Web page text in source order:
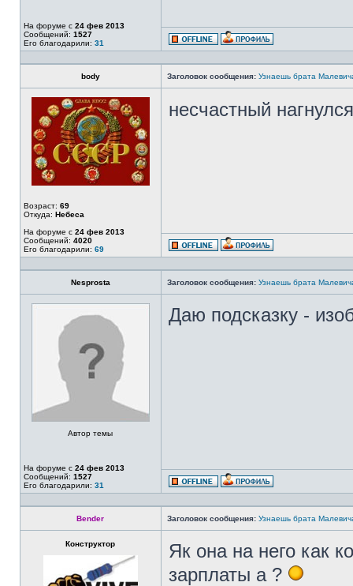
На форуме с 24 фев 2013
Сообщений: 1527
Его благодарили: 31
body Заголовок сообщения: Узнаешь брата
Возраст: 69
Откуда: Небеса
На форуме с 24 фев 2013
Сообщений: 4020
Его благодарили: 69
несчастный
Nesprosta Заголовок сообщения: Узнаешь брата
Автор темы
На форуме с 24 фев 2013
Сообщений: 1527
Его благодарили: 31
Даю подсказку -
Bender Заголовок сообщения: Узнаешь брата
Конструктор
Як она на него как
зарплаты а ?